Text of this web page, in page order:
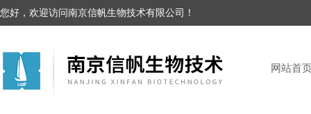
您好，欢迎访问南京信帆生物技术有限公司！
网站首